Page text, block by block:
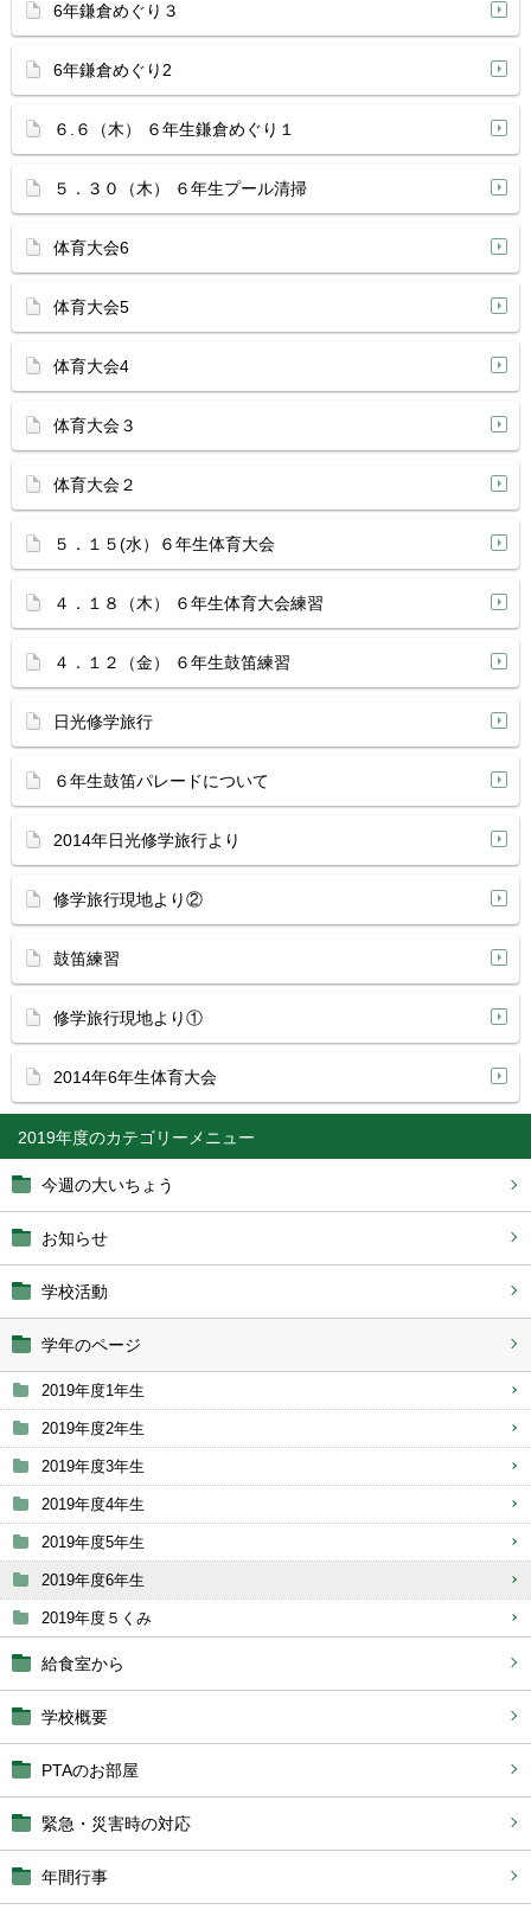
2019年度
今週の大いちょう
お知らせ
学校活動
学年のページ
2019年度1年生
2019年度2年生
2019年度3年生
2019年度4年生
2019年度5年生
2019年度6年生
2019年度５くみ
給食室から
学校概要
PTAのお部屋
緊急・災害時の対応
年間行事
6年鎌倉めぐり３
6年鎌倉めぐり2
６.６（木） ６年生鎌倉めぐり１
５．３０（木） ６年生プール清掃
体育大会6
体育大会5
体育大会4
体育大会３
体育大会２
５．１５(水）６年生体育大会
４．１８（木） ６年生体育大会練習
４．１２（金） ６年生鼓笛練習
日光修学旅行
６年生鼓笛パレードについて
2014年日光修学旅行より
修学旅行現地より②
鼓笛練習
修学旅行現地より①
2014年6年生体育大会